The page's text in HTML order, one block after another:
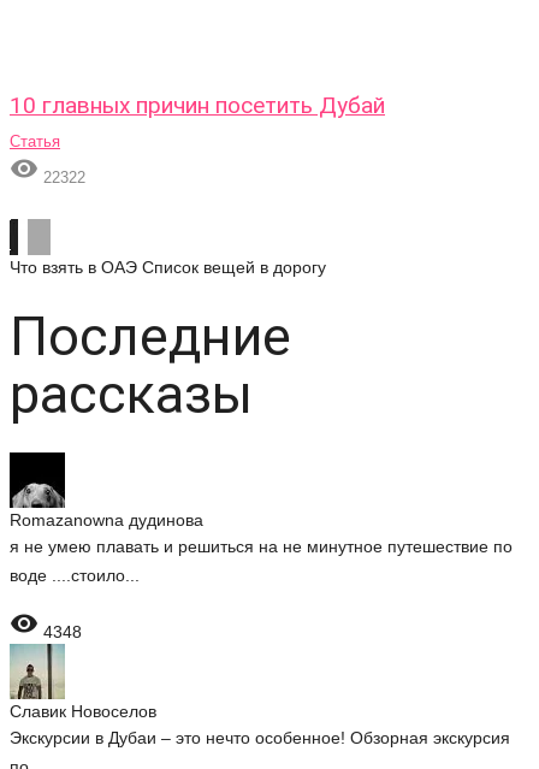
10 главных причин посетить Дубай
Статья
 22322
Что взять в ОАЭ Список вещей в дорогу
Последние
рассказы
Romazanowna дудинова
я не умею плавать и решиться на не минутное путешествие по
воде ....стоило...
 4348
Славик Новоселов
Экскурсии в Дубаи – это нечто особенное! Обзорная экскурсия